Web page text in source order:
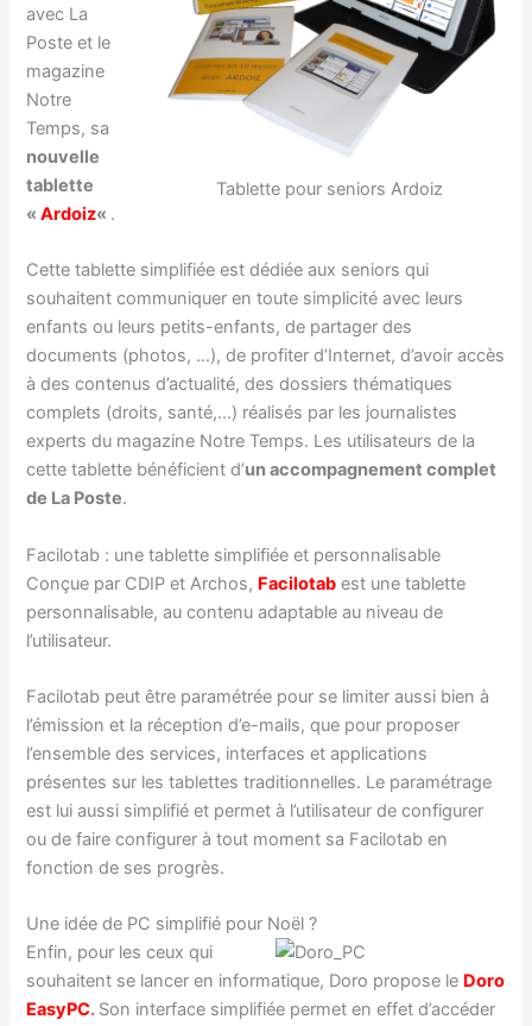
Tablette pour seniors Ardoiz
avec La
Poste et le
magazine
Notre
Temps, sa
nouvelle
tablette
«Ardoiz« .
Cette tablette simplifiée est dédiée aux seniors qui
souhaitent communiquer en toute simplicité avec leurs
enfants ou leurs petits-enfants, de partager des
documents (photos, …), de profiter d’Internet, d’avoir accès
à des contenus d’actualité, des dossiers thématiques
complets (droits, santé,…) réalisés par les journalistes
experts du magazine Notre Temps. Les utilisateurs de la
cette tablette bénéficient d’un accompagnement complet
de La Poste.
Facilotab : une tablette simplifiée et personnalisable
Conçue par CDIP et Archos, Facilotab est une tablette
personnalisable, au contenu adaptable au niveau de
l’utilisateur.
Facilotab peut être paramétrée pour se limiter aussi bien à
l’émission et la réception d’e-mails, que pour proposer
l’ensemble des services, interfaces et applications
présentes sur les tablettes traditionnelles. Le paramétrage
est lui aussi simplifié et permet à l’utilisateur de configurer
ou de faire configurer à tout moment sa Facilotab en
fonction de ses progrès.
Une idée de PC simplifié pour Noël ?
Enfin, pour les ceux qui
souhaitent se lancer en informatique, Doro propose le Doro
EasyPC. Son interface simplifiée permet en effet d’accéder